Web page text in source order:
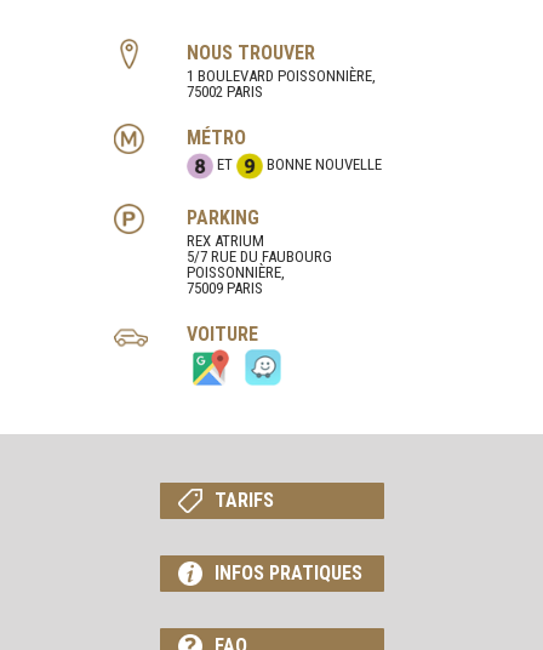
NOUS TROUVER
1 BOULEVARD POISSONNIÈRE,
75002 PARIS
MÉTRO
ET BONNE NOUVELLE
PARKING
REX ATRIUM
5/7 RUE DU FAUBOURG
POISSONNIÈRE,
75009 PARIS
VOITURE
TARIFS
INFOS PRATIQUES